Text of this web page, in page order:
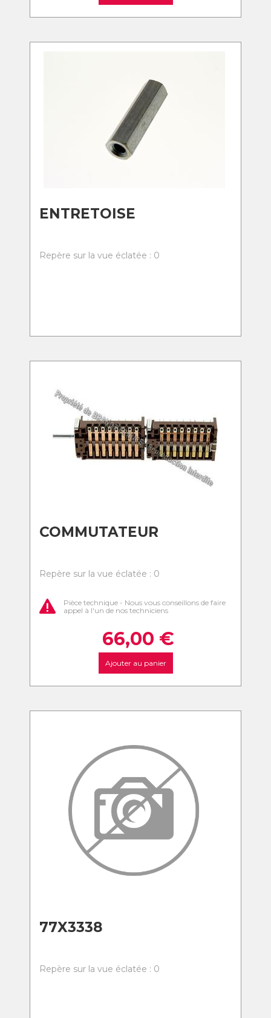
ENTRETOISE
Repère sur la vue éclatée : 0
COMMUTATEUR
Repère sur la vue éclatée : 0
Pièce technique - Nous vous conseillons de faire
appel à l'un de nos techniciens
66,00 €
Ajouter au panier
77X3338
Repère sur la vue éclatée : 0